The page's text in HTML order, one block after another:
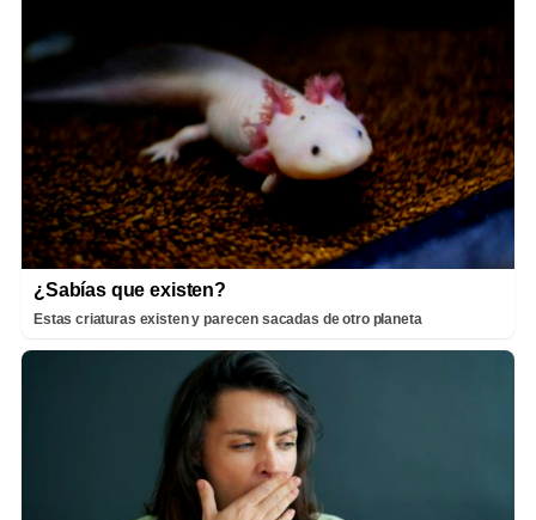
¿Sabías que existen?
Estas criaturas existen y parecen sacadas de otro planeta